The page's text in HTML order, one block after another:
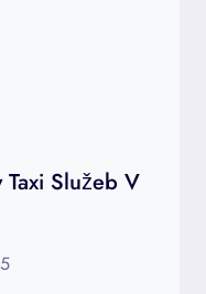
Taxi Služeb V